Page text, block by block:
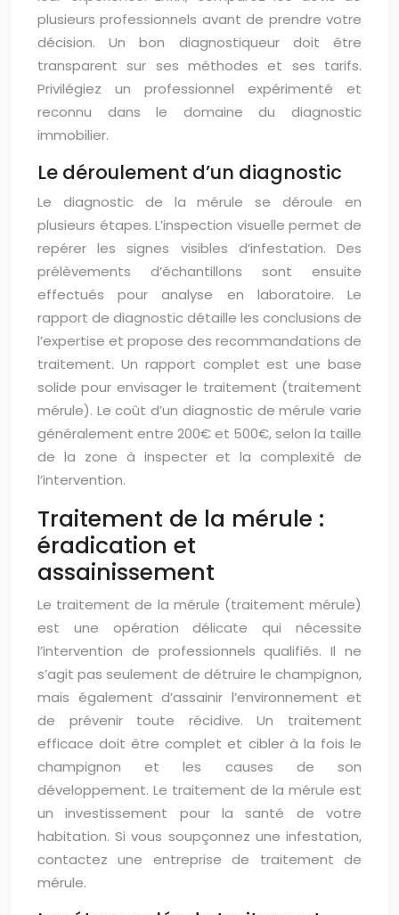
plusieurs professionnels avant de prendre votre
décision. Un bon diagnostiqueur doit être
transparent sur ses méthodes et ses tarifs.
Privilégiez un professionnel expérimenté et
reconnu dans le domaine du diagnostic
immobilier.
Le déroulement d’un diagnostic
Le diagnostic de la mérule se déroule en
plusieurs étapes. L’inspection visuelle permet de
repérer les signes visibles d’infestation. Des
prélèvements d’échantillons sont ensuite
effectués pour analyse en laboratoire. Le
rapport de diagnostic détaille les conclusions de
l’expertise et propose des recommandations de
traitement. Un rapport complet est une base
solide pour envisager le traitement (traitement
mérule). Le coût d’un diagnostic de mérule varie
généralement entre 200€ et 500€, selon la taille
de la zone à inspecter et la complexité de
l’intervention.
Traitement de la mérule :
éradication et
assainissement
Le traitement de la mérule (traitement mérule)
est une opération délicate qui nécessite
l’intervention de professionnels qualifiés. Il ne
s’agit pas seulement de détruire le champignon,
mais également d’assainir l’environnement et
de prévenir toute récidive. Un traitement
efficace doit être complet et cibler à la fois le
champignon et les causes de son
développement. Le traitement de la mérule est
un investissement pour la santé de votre
habitation. Si vous soupçonnez une infestation,
contactez une entreprise de traitement de
mérule.